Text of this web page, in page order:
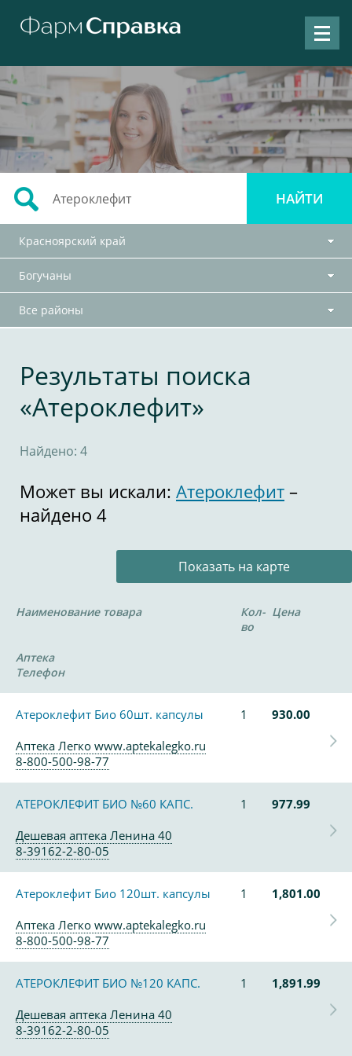
Красноярский край
Богучаны
Все районы
Результаты поиска
«Атероклефит»
Найдено: 4
Может вы искали: Атероклефит –
найдено 4
Показать на карте
Наименование товара
Кол-
во
Цена
Аптека
Телефон
Атероклефит Био 60шт. капсулы 1
930.00
Аптека Легко www.aptekalegko.ru
8-800-500-98-77
АТЕРОКЛЕФИТ БИО №60 КАПС. 1
977.99
Дешевая аптека Ленина 40
8-39162-2-80-05
Атероклефит Био 120шт. капсулы 1
1,801.00
Аптека Легко www.aptekalegko.ru
8-800-500-98-77
АТЕРОКЛЕФИТ БИО №120 КАПС. 1
1,891.99
Дешевая аптека Ленина 40
8-39162-2-80-05